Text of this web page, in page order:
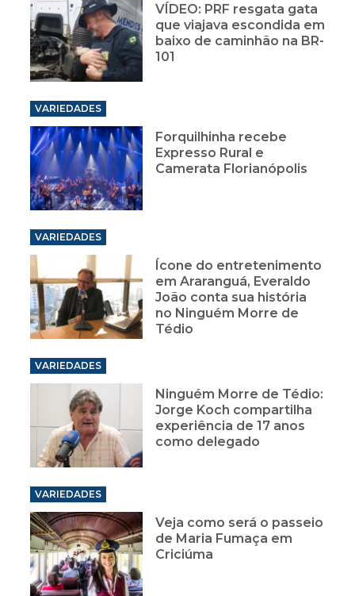
VÍDEO: PRF resgata gata
que viajava escondida em
baixo de caminhão na BR-
101
VARIEDADES
Forquilhinha recebe
Expresso Rural e
Camerata Florianópolis
VARIEDADES
Ícone do entretenimento
em Araranguá, Everaldo
João conta sua história
no Ninguém Morre de
Tédio
VARIEDADES
Ninguém Morre de Tédio:
Jorge Koch compartilha
experiência de 17 anos
como delegado
VARIEDADES
Veja como será o passeio
de Maria Fumaça em
Criciúma